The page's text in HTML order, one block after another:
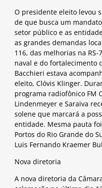
O presidente eleito levou
de que busca um
setor público e as
as grandes demandas
116, das melhorias na
naval e do fortalecimento
Bacchieri estava
eleito, Clóvis Klinger.
programa radiofônico FM
Lindenmeyer e Saraiva
solene que marcará a
entidade. Mesma pauta
Portos do Rio Grande do
Luis Fernando Kraemer
Nova diretoria
A nova diretoria da